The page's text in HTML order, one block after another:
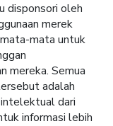
disponsori oleh
merek
mata untuk
mereka. Semua
adalah
dari
informasi lebih